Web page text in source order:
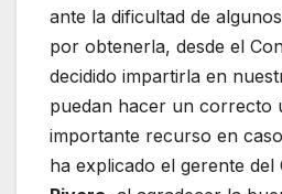
ante la dificultad de
por obtenerla, desde el
decidido impartirla en
puedan hacer un correcto
importante recurso en
ha explicado el gerente del